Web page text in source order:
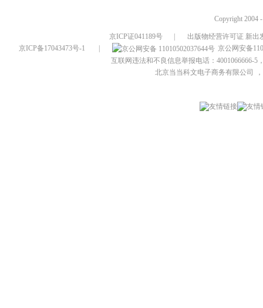
Copyright 2004
京ICP证041189号
出版物经营许可证 新出
京ICP备17043473号-1
京公网安备
互联网违法和不良信息举报电话：4001066666-5
北京当当科文电子商务有限公司